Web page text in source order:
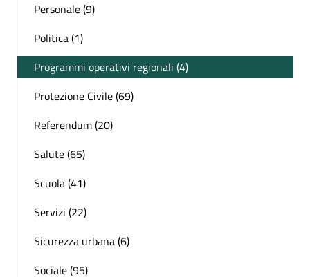
Personale (9)
Politica (1)
Programmi operativi regionali (4)
Protezione Civile (69)
Referendum (20)
Salute (65)
Scuola (41)
Servizi (22)
Sicurezza urbana (6)
Sociale (95)